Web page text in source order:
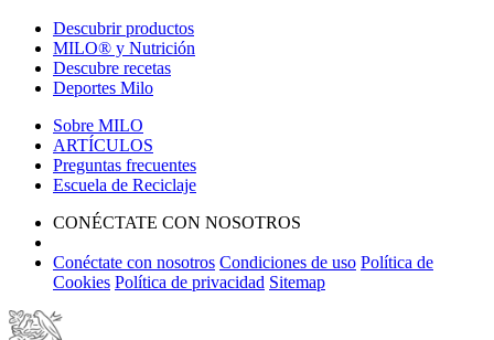
Descubrir productos
MILO® y Nutrición
Descubre recetas
Deportes Milo
Sobre MILO
ARTÍCULOS
Preguntas frecuentes
Escuela de Reciclaje
CONÉCTATE CON NOSOTROS
Conéctate con nosotros Condiciones de uso Política de
Cookies Política de privacidad Sitemap